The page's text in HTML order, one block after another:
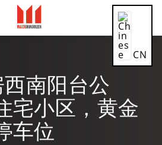
CN
西南阳台公
宅小区，黄金
车位